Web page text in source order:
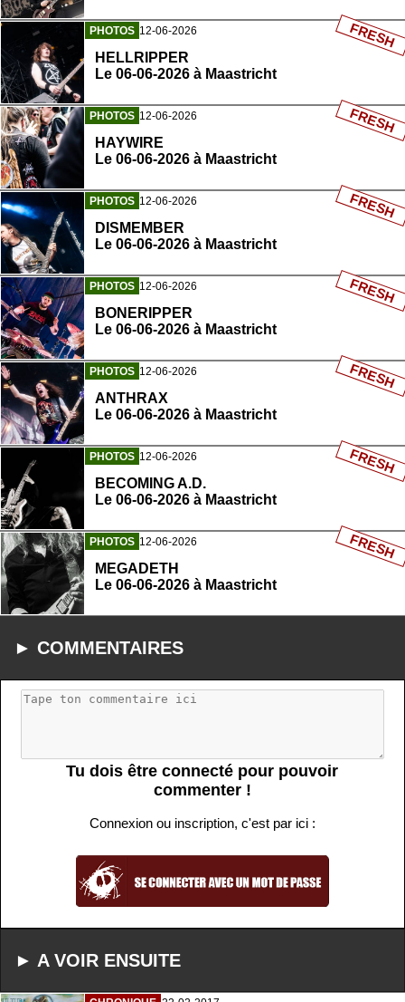
PHOTOS 12-06-2026
HELLRIPPER
Le 06-06-2026 à Maastricht
FRESH
PHOTOS 12-06-2026
HAYWIRE
Le 06-06-2026 à Maastricht
FRESH
PHOTOS 12-06-2026
DISMEMBER
Le 06-06-2026 à Maastricht
FRESH
PHOTOS 12-06-2026
BONERIPPER
Le 06-06-2026 à Maastricht
FRESH
PHOTOS 12-06-2026
ANTHRAX
Le 06-06-2026 à Maastricht
FRESH
PHOTOS 12-06-2026
BECOMING A.D.
Le 06-06-2026 à Maastricht
FRESH
PHOTOS 12-06-2026
MEGADETH
Le 06-06-2026 à Maastricht
FRESH
► COMMENTAIRES
Tu dois être connecté pour pouvoir
commenter !
Connexion ou inscription, c'est par ici :
► A VOIR ENSUITE